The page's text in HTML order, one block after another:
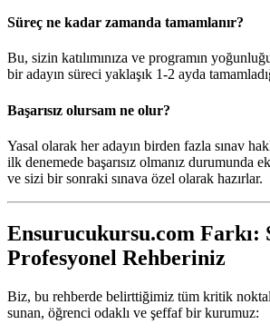
Süreç ne kadar zamanda tamamlanır?
Bu, sizin katılımınıza ve programın
bir adayın süreci yaklaşık 1-2 ayda
Başarısız olursam ne olur?
Yasal olarak her adayın birden fazla sınav
ilk denemede başarısız olmanız durumunda
ve sizi bir sonraki sınava özel olarak hazırlar.
Ensurucukursu.com Farkı:
Profesyonel Rehberiniz
Biz, bu rehberde belirttiğimiz tüm kritik
sunan, öğrenci odaklı ve şeffaf bir kurumuz: